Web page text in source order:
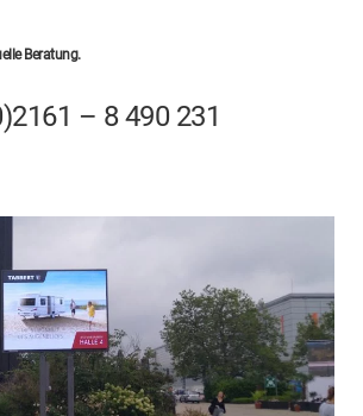
Beratung.
– 8 490 231